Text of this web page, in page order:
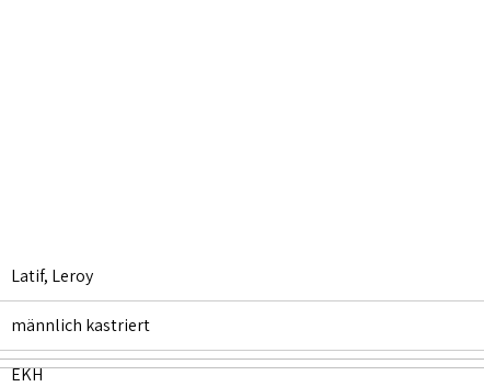
Latif, Leroy
männlich kastriert
EKH